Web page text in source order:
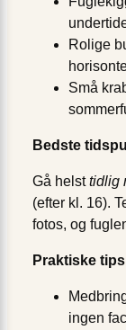
Rolige
Små
Bedste
Gå helsttidlig
(efter kl. 16).
fotos, og
Praktiske
ingen